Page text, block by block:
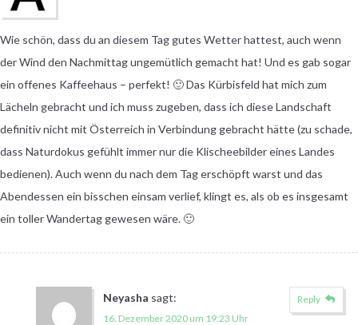
Wie schön, dass du an diesem Tag gutes Wetter hattest, auch wenn
der Wind den Nachmittag ungemütlich gemacht hat! Und es gab sogar
ein offenes Kaffeehaus – perfekt! 🙂 Das Kürbisfeld hat mich zum
Lächeln gebracht und ich muss zugeben, dass ich diese Landschaft
definitiv nicht mit Österreich in Verbindung gebracht hätte (zu schade,
dass Naturdokus gefühlt immer nur die Klischeebilder eines Landes
bedienen). Auch wenn du nach dem Tag erschöpft warst und das
Abendessen ein bisschen einsam verlief, klingt es, als ob es insgesamt
ein toller Wandertag gewesen wäre. 🙂
Neyasha sagt:
16. Dezember 2020 um 19:23 Uhr
Reply